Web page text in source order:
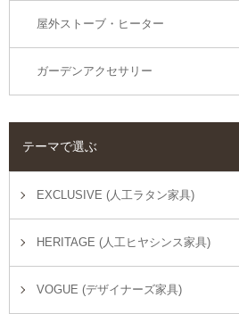
屋外ストーブ・ヒーター
ガーデンアクセサリー
テーマで選ぶ
EXCLUSIVE (人工ラタン家具)
HERITAGE (人工ヒヤシンス家具)
VOGUE (デザイナーズ家具)